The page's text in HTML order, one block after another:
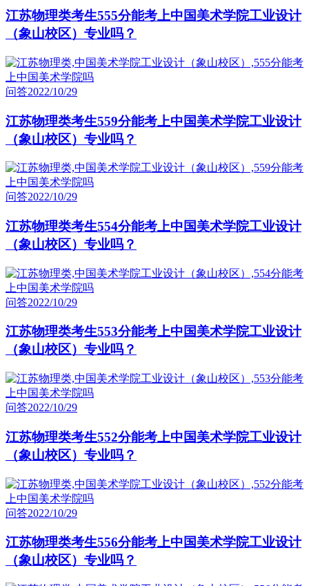
江苏物理类考生555分能考上中国美术学院工业设计
（象山校区）专业吗？
问答2022/10/29
江苏物理类考生559分能考上中国美术学院工业设计
（象山校区）专业吗？
问答2022/10/29
江苏物理类考生554分能考上中国美术学院工业设计
（象山校区）专业吗？
问答2022/10/29
江苏物理类考生553分能考上中国美术学院工业设计
（象山校区）专业吗？
问答2022/10/29
江苏物理类考生552分能考上中国美术学院工业设计
（象山校区）专业吗？
问答2022/10/29
江苏物理类考生556分能考上中国美术学院工业设计
（象山校区）专业吗？